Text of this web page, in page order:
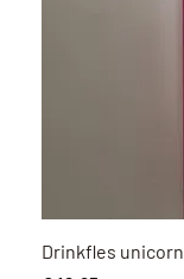
Drinkfles unicorn